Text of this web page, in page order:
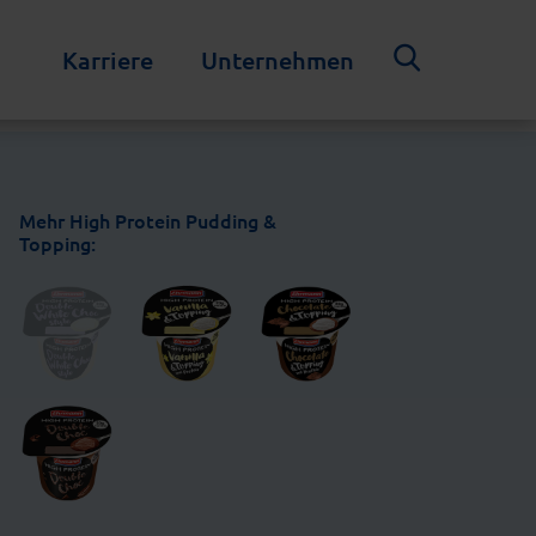
Karriere Unternehmen
Mehr High Protein Pudding &
Topping: